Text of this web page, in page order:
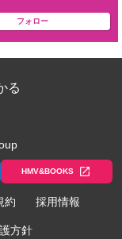
フォロー
る
HMV&BOOKS
約 採用情報
方針